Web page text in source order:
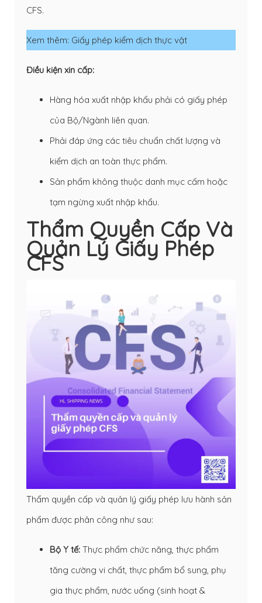
CFS.
Xem thêm: Giấy phép kiểm dịch thực vật
Điều kiện xin cấp:
Hàng hóa xuất nhập khẩu phải có giấy phép
của Bộ/Ngành liên quan.
Phải đáp ứng các tiêu chuẩn chất lượng và
kiểm dịch an toàn thực phẩm.
Sản phẩm không thuộc danh mục cấm hoặc
tạm ngừng xuất nhập khẩu.
Thẩm Quyền Cấp Và
Quản Lý Giấy Phép
CFS
Thẩm quyền cấp và quản lý giấy phép lưu hành sản
phẩm được phân công như sau:
Bộ Y tế: Thực phẩm chức năng, thực phẩm
tăng cường vi chất, thực phẩm bổ sung, phụ
gia thực phẩm, nước uống (sinh hoạt &